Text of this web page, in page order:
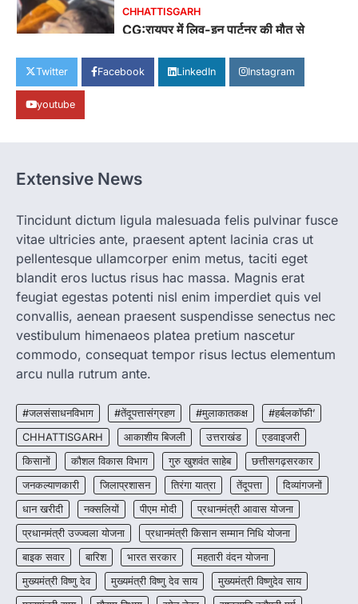
CHHATTISGARH
CG:रायपुर में लिव-इन पार्टनर की मौत से
More Khabar August 6, 2026
रायपुर। राजधानी रायपुर से एक सनसनीखेज मामला
CHHATTISGARH
More Khabar
जिसे 2018 में शुरू किया गया…
2
CHHATTISGARH
CG: शराब दुकानों में गड़बड़ी पर आबकारी
विभाग का बड़ा एक्शन
More Khabar August 6, 2026
रायपुर। छत्तीसगढ़ में शराब दुकानों में अधिक कीमत पर
बिक्री और अन्य गंभीर अनियमितताओं के…
3
CG:NEET/JEEऑनलाइन कोचिंग सुविधा हेतु
कोचिंग संस्थानों से आवेदन आमंत्रित
More Khabar August 6, 2026
रायपुर। शैक्षणिक सत्र 2026-27 में सरगुजा जिले के
शासकीय विद्यालयों में कक्षा 11वीं विज्ञान संकाय…
CHHATTISGARH
CG:रायपुर में लिव-इन पार्टनर की मौत से
सनसनी, हत्या का शक
More Khabar August 6, 2026
Twitter Facebook LinkedIn Instagram
youtube
Extensive News
Tincidunt dictum ligula malesuada felis pulvinar fusce
vitae ultricies ante, praesent aptent lacinia cras ut
pellentesque ullamcorper enim metus, taciti eget
blandit eros luctus risus hac massa. Magnis erat
feugiat egestas potenti nisl enim imperdiet quis vel
convallis, aenean praesent suspendisse senectus nec
vestibulum himenaeos platea pretium nascetur
commodo, consequat tempor risus lectus elementum
arcu nulla rutrum ante.
#जलसंसाधनविभाग #तेंदूपत्तासंग्रहण #मुलाकातकक्ष
#हर्बलकॉफी’
CHHATTISGARH
आकाशीय बिजली उत्तराखंड
एडवाइजरी
किसानों
कौशल विकास विभाग गुरु खुशवंत साहेब
छत्तीसगढ़सरकार
जनकल्याणकारी
जिलाप्रशासन तिरंगा यात्रा तेंदूपत्ता
दिव्यांगजनों
धान खरीदी
नक्सलियों पीएम मोदी
प्रधानमंत्री आवास योजना
प्रधानमंत्री उज्ज्वला योजना
प्रधानमंत्री किसान सम्मान निधि योजना
बाइक सवार
बारिश भारत सरकार
महतारी वंदन योजना
मुख्यमंत्री विष्णु देव
मुख्यमंत्री विष्णु देव साय
मुख्यमंत्री विष्णुदेव साय